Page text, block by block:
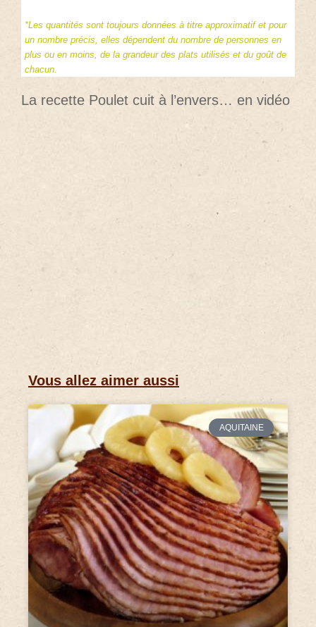
*Les quantités sont toujours données à titre approximatif et pour
un nombre précis, elles dépendent du nombre de personnes en
plus ou en moins, de la grandeur des plats utilisés et du goût de
chacun.
La recette Poulet cuit à l’envers… en vidéo
Vous allez aimer aussi
AQUITAINE